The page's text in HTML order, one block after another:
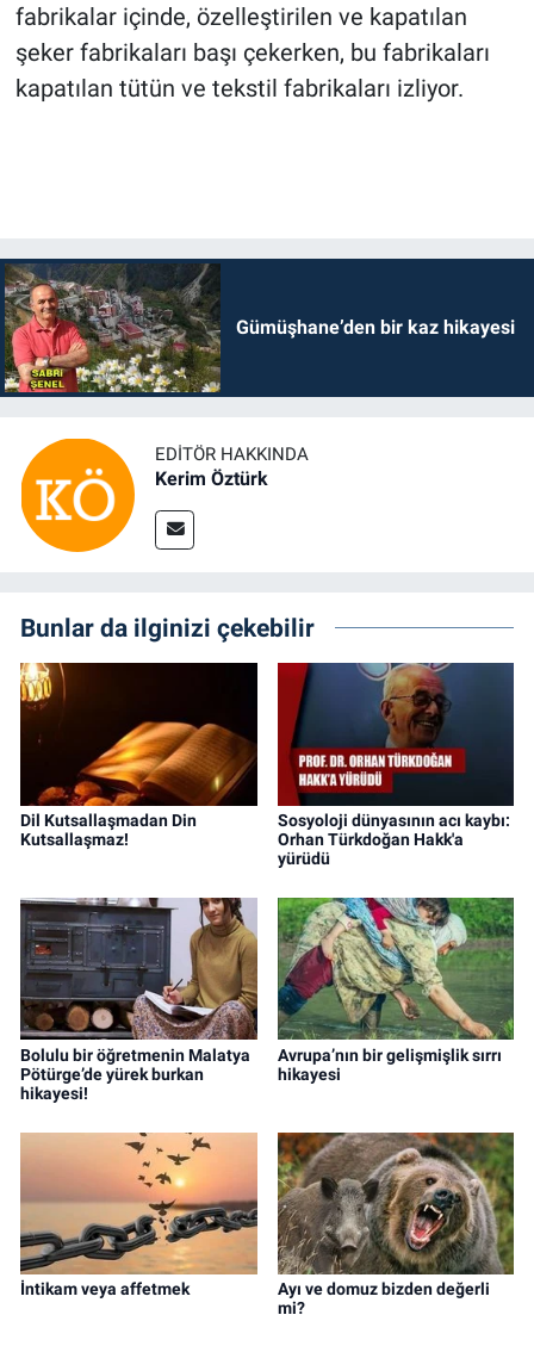
fabrikalar içinde, özelleştirilen ve kapatılan
şeker fabrikaları başı çekerken, bu fabrikaları
kapatılan tütün ve tekstil fabrikaları izliyor.
Gümüşhane’den bir kaz hikayesi
EDITÖR HAKKINDA
Kerim Öztürk
Bunlar da ilginizi çekebilir
Dil Kutsallaşmadan Din
Kutsallaşmaz!
Sosyoloji dünyasının acı kaybı:
Orhan Türkdoğan Hakk'a
yürüdü
Bolulu bir öğretmenin Malatya
Pötürge’de yürek burkan
hikayesi!
Avrupa’nın bir gelişmişlik sırrı
hikayesi
İntikam veya affetmek
Ayı ve domuz bizden değerli
mi?